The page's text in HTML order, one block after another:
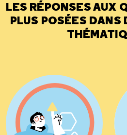
LES RÉPONSES AUX
PLUS POSÉES DANS